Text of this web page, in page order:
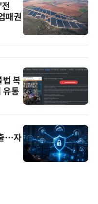
패권
법 복
유통
…자